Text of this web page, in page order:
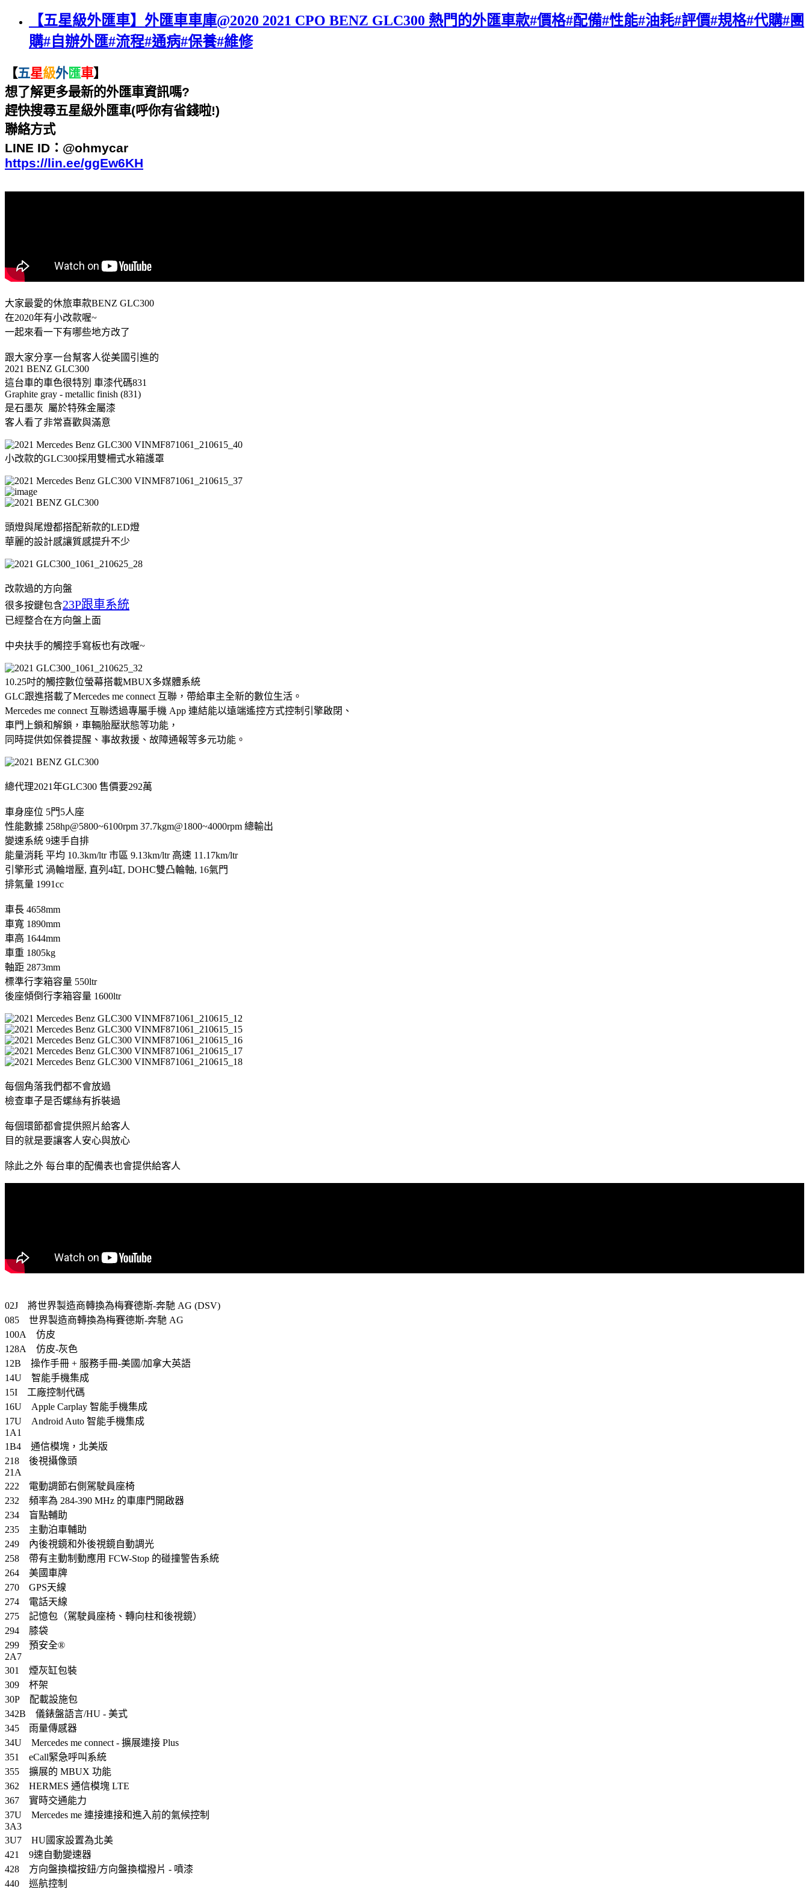
【五星級外匯車】外匯車車庫@2020 2021 CPO BENZ GLC300 熱門的外匯車款#價格#配備#性能#油耗#評價#規格#代購#團
購#自辦外匯#流程#通病#保養#維修
【五星級外匯車】
想了解更多最新的外匯車資訊嗎?
趕快搜尋五星級外匯車(呼你有省錢啦!)
聯絡方式
LINE ID ： @ohmycar
https://lin.ee/ggEw6KH
大家最愛的休旅車款BENZ GLC300
在2020年有小改款喔~
一起來看一下有哪些地方改了
跟大家分享一台幫客人從美國引進的
2021 BENZ GLC300
這台車的車色很特別 車漆代碼831
Graphite gray - metallic finish (831)
是石墨灰 屬於特殊金屬漆
客人看了非常喜歡與滿意
小改款的GLC300採用雙柵式水箱護罩
頭燈與尾燈都搭配新款的LED燈
華麗的設計感讓質感提升不少
改款過的方向盤
很多按鍵包含23P跟車系統
已經整合在方向盤上面
中央扶手的觸控手寫板也有改喔~
10.25吋的觸控數位螢幕搭載MBUX多媒體系統
GLC跟進搭載了Mercedes me connect 互聯，帶給車主全新的數位生活。
Mercedes me connect 互聯透過專屬手機 App 連結能以遠端遙控方式控制引擎啟閉、
車門上鎖和解鎖，車輛胎壓狀態等功能，
同時提供如保養提醒、事故救援、故障通報等多元功能。
總代理2021年GLC300 售價要292萬
車身座位 5門5人座
性能數據 258hp@5800~6100rpm 37.7kgm@1800~4000rpm 總輸出
變速系統 9速手自排
能量消耗 平均 10.3km/ltr 市區 9.13km/ltr 高速 11.17km/ltr
引擎形式 渦輪增壓, 直列4缸, DOHC雙凸輪軸, 16氣門
排氣量 1991cc
車長 4658mm
車寬 1890mm
車高 1644mm
車重 1805kg
軸距 2873mm
標準行李箱容量 550ltr
後座傾倒行李箱容量 1600ltr
每個角落我們都不會放過
檢查車子是否螺絲有拆裝過
每個環節都會提供照片給客人
目的就是要讓客人安心與放心
除此之外 每台車的配備表也會提供給客人
02J 將世界製造商轉換為梅賽德斯-奔馳 AG (DSV)
085 世界製造商轉換為梅賽德斯-奔馳 AG
100A 仿皮
128A 仿皮-灰色
12B 操作手冊 + 服務手冊-美國/加拿大英語
14U 智能手機集成
15I 工廠控制代碼
16U Apple Carplay 智能手機集成
17U Android Auto 智能手機集成
1A1
1B4 通信模塊，北美版
218 後視攝像頭
21A
222 電動調節右側駕駛員座椅
232 頻率為 284-390 MHz 的車庫門開啟器
234 盲點輔助
235 主動泊車輔助
249 內後視鏡和外後視鏡自動調光
258 帶有主動制動應用 FCW-Stop 的碰撞警告系統
264 美國車牌
270 GPS天線
274 電話天線
275 記憶包（駕駛員座椅、轉向柱和後視鏡）
294 膝袋
299 預安全®
2A7
301 煙灰缸包裝
309 杯架
30P 配載設施包
342B 儀錶盤語言/HU - 美式
345 雨量傳感器
34U Mercedes me connect - 擴展連接 Plus
351 eCall緊急呼叫系統
355 擴展的 MBUX 功能
362 HERMES 通信模塊 LTE
367 實時交通能力
37U Mercedes me 連接連接和進入前的氣候控制
3A3
3U7 HU國家設置為北美
421 9速自動變速器
428 方向盤換檔按鈕/方向盤換檔撥片 - 噴漆
440 巡航控制